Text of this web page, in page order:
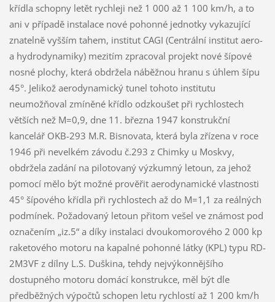
křídla schopny letět rychleji než 1 000 až 1 100 km/h, a to
ani v případě instalace nové pohonné jednotky vykazující
znatelně vyšším tahem, institut CAGI (Centrální institut aero-
a hydrodynamiky) mezitím zpracoval projekt nové šípové
nosné plochy, která obdržela náběžnou hranu s úhlem šípu
45°. Jelikož aerodynamický tunel tohoto institutu
neumožňoval zmíněné křídlo odzkoušet při rychlostech
větších než M=0,9, dne 11. března 1947 konstrukční
kancelář OKB-293 M.R. Bisnovata, která byla zřízena v roce
1946 při nevelkém závodu č.293 z Chimky u Moskvy,
obdržela zadání na pilotovaný výzkumný letoun, za jehož
pomocí mělo být možné prověřit aerodynamické vlastnosti
45° šípového křídla při rychlostech až do M=1,1 za reálných
podmínek. Požadovaný letoun přitom vešel ve známost pod
označením „iz.5“ a díky instalaci dvoukomorového 2 000 kp
raketového motoru na kapalné pohonné látky (KPL) typu RD-
2M3VF z dílny L.S. Duškina, tehdy nejvýkonnějšího
dostupného motoru domácí konstrukce, měl být dle
předběžných výpočtů schopen letu rychlostí až 1 200 km/h